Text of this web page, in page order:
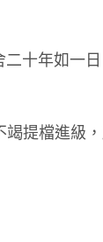
十年如一
提檔進級